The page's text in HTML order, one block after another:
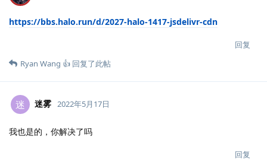
https://bbs.halo.run/d/2027-halo-1417-jsdelivr-cdn
回复
Ryan Wang 👍 回复了此帖
迷 迷雾 2022年5月17日
我也是的，你解决了吗
回复